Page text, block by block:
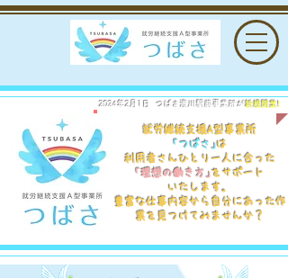
​2024年2月1日 つばさ澄川駅前事業所が新規開業!
​就労継続支援A型事業所
｢つばさ｣は
利用者さんひとり一人に合った
｢理想の働き方｣をサポート
いたします。
豊富な仕事内容から自分にあった作
業を 見つけてみませんか？